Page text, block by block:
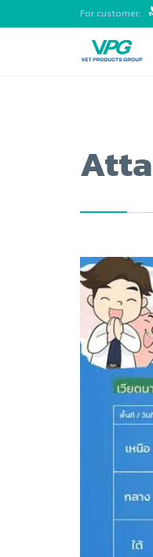
For customer: